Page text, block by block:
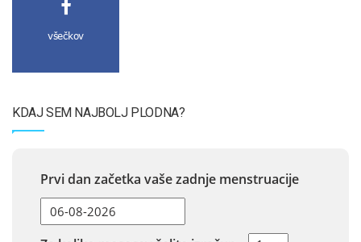
všečkov
KDAJ SEM NAJBOLJ PLODNA?
Prvi dan začetka vaše zadnje menstruacije